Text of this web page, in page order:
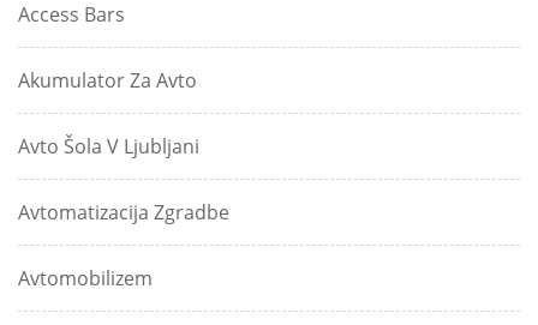
Access Bars
Akumulator Za Avto
Avto Šola V Ljubljani
Avtomatizacija Zgradbe
Avtomobilizem